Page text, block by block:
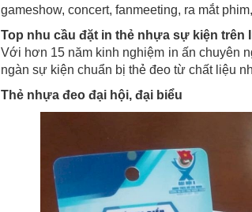
gameshow, concert, fanmeeting, ra mắt
Top nhu cầu đặt in thẻ nhựa sự kiện trên
Với hơn 15 năm kinh nghiệm in ấn chuyên
ngàn sự kiện chuẩn bị thẻ đeo từ chất liệu
Thẻ nhựa đeo đại hội, đại biểu